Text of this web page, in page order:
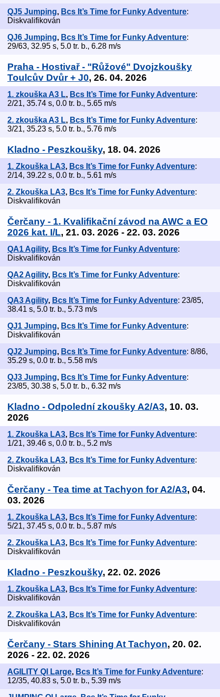
QJ5 Jumping, Bcs It’s Time for Funky Adventure:
Diskvalifikován
QJ6 Jumping, Bcs It’s Time for Funky Adventure:
29/63, 32.95 s, 5.0 tr. b., 6.28 m/s
Praha - Hostivař - "Růžové" Dvojzkoušky
Toulcův Dvůr + J0, 26. 04. 2026
1. zkouška A3 L, Bcs It’s Time for Funky Adventure:
2/21, 35.74 s, 0.0 tr. b., 5.65 m/s
2. zkouška A3 L, Bcs It’s Time for Funky Adventure:
3/21, 35.23 s, 5.0 tr. b., 5.76 m/s
Kladno - Peszkoušky, 18. 04. 2026
1. Zkouška LA3, Bcs It’s Time for Funky Adventure:
2/14, 39.22 s, 0.0 tr. b., 5.61 m/s
2. Zkouška LA3, Bcs It’s Time for Funky Adventure:
Diskvalifikován
Čerčany - 1. Kvalifikační závod na AWC a EO
2026 kat. I/L, 21. 03. 2026 - 22. 03. 2026
QA1 Agility, Bcs It’s Time for Funky Adventure:
Diskvalifikován
QA2 Agility, Bcs It’s Time for Funky Adventure:
Diskvalifikován
QA3 Agility, Bcs It’s Time for Funky Adventure: 23/85,
38.41 s, 5.0 tr. b., 5.73 m/s
QJ1 Jumping, Bcs It’s Time for Funky Adventure:
Diskvalifikován
QJ2 Jumping, Bcs It’s Time for Funky Adventure: 8/86,
35.29 s, 0.0 tr. b., 5.58 m/s
QJ3 Jumping, Bcs It’s Time for Funky Adventure:
23/85, 30.38 s, 5.0 tr. b., 6.32 m/s
Kladno - Odpolední zkoušky A2/A3, 10. 03.
2026
1. Zkouška LA3, Bcs It’s Time for Funky Adventure:
1/21, 39.46 s, 0.0 tr. b., 5.2 m/s
2. Zkouška LA3, Bcs It’s Time for Funky Adventure:
Diskvalifikován
Čerčany - Tea time at Tachyon for A2/A3, 04.
03. 2026
1. Zkouška LA3, Bcs It’s Time for Funky Adventure:
5/21, 37.45 s, 0.0 tr. b., 5.87 m/s
2. Zkouška LA3, Bcs It’s Time for Funky Adventure:
Diskvalifikován
Kladno - Peszkoušky, 22. 02. 2026
1. Zkouška LA3, Bcs It’s Time for Funky Adventure:
Diskvalifikován
2. Zkouška LA3, Bcs It’s Time for Funky Adventure:
Diskvalifikován
Čerčany - Stars Shining At Tachyon, 20. 02.
2026 - 22. 02. 2026
AGILITY QI Large, Bcs It’s Time for Funky Adventure:
12/35, 40.83 s, 5.0 tr. b., 5.39 m/s